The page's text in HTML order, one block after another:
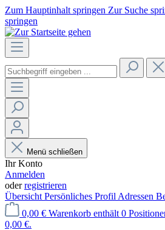
Zum Hauptinhalt springen Zur Suche
springen
Menü schließen
Ihr Konto
Anmelden
oderregistrieren
Übersicht Persönliches Profil Adressen
0,00 € Warenkorb enthält 0
0,00 €.